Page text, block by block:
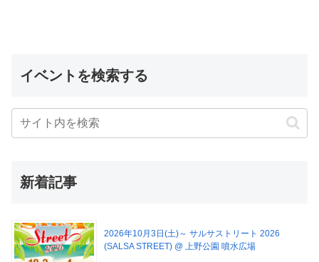
イベントを検索する
新着記事
2026年10月3日(土)～ サルサストリート 2026
(SALSA STREET) @ 上野公園 噴水広場